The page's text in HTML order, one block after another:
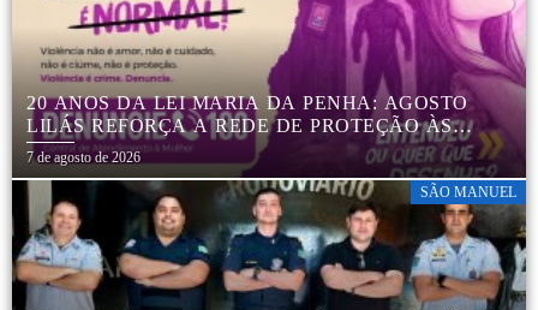
20 ANOS DA LEI MARIA DA PENHA: AGOSTO
LILÁS REFORÇA A REDE DE PROTEÇÃO ÀS
MULHERES EM BOTUCATU
7 de agosto de 2026
SÃO MANUEL